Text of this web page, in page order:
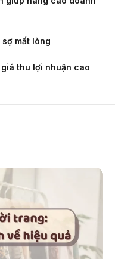
mất lòng
thu lợi nhuận cao